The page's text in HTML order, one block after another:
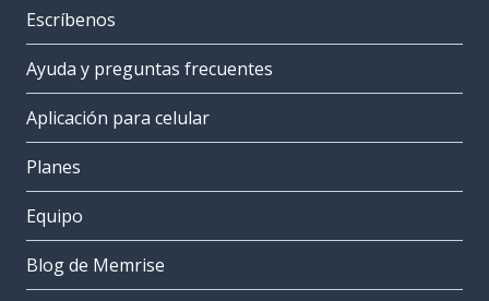
Escríbenos
Ayuda y preguntas frecuentes
Aplicación para celular
Planes
Equipo
Blog de Memrise